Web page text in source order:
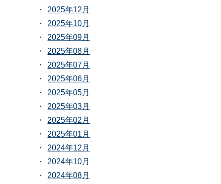
2025年12月
2025年10月
2025年09月
2025年08月
2025年07月
2025年06月
2025年05月
2025年03月
2025年02月
2025年01月
2024年12月
2024年10月
2024年08月